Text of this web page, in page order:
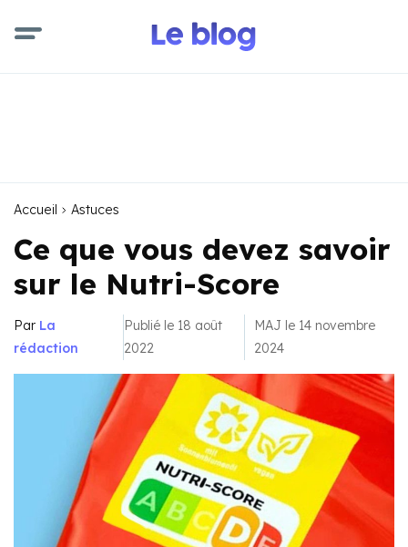
Accueil Astuces
Ce que vous devez savoir
sur le Nutri-Score
Par La
rédaction
Publié le 18 août
2022
MAJ le 14 novembre
2024